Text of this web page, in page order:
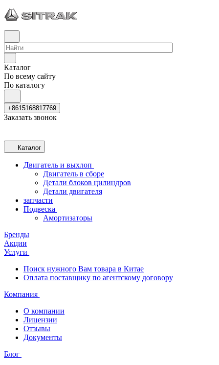
Каталог
По всему сайту
По каталогу
+8615168817769
Заказать звонок
Каталог
Двигатель и выхлоп
Двигатель в сборе
Детали блоков цилиндров
Детали двигателя
запчасти
Подвеска
Амортизаторы
Бренды
Акции
Услуги
Поиск нужного Вам товара в Китае
Оплата поставщику по агентскому договору
Компания
О компании
Лицензии
Отзывы
Документы
Блог